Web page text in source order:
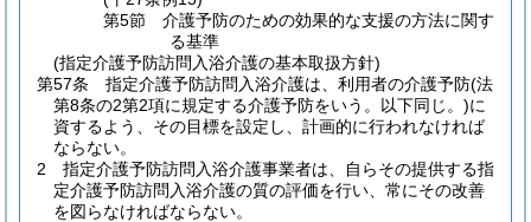
第5節
介護予防のための効果的な支援の方法に関す
る基準
(指定介護予防訪問入浴介護の基本取扱方針)
第57条
指定介護予防訪問入浴介護は、利用者の介護予防(法
第8条の2第2項に規定する介護予防をいう。以下同じ。)に
資するよう、その目標を設定し、計画的に行われなければ
ならない。
2
指定介護予防訪問入浴介護事業者は、自らその提供する指
定介護予防訪問入浴介護の質の評価を行い、常にその改善
を図らなければならない。